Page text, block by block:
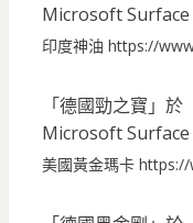
Microsoft
印度神油 https://
「德國勁之寶 」於
Microsoft
美國黃金瑪卡